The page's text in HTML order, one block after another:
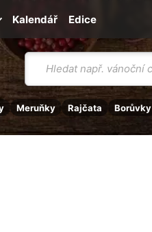
Vyhledávání
Meruňky Rajčata Borůvky
Kalendář Edice